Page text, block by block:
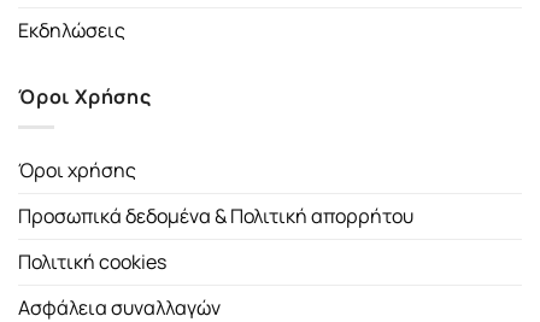
Εκδηλώσεις
Όροι Χρήσης
Όροι χρήσης
Προσωπικά δεδομένα & Πολιτική απορρήτου
Πολιτική cookies
Ασφάλεια συναλλαγών